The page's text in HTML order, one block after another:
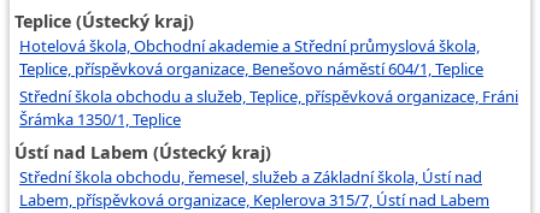
Teplice (Ústecký kraj)
Hotelová škola, Obchodní akademie a Střední průmyslová škola,
Teplice, příspěvková organizace, Benešovo náměstí 604/1, Teplice
Střední škola obchodu a služeb, Teplice, příspěvková organizace, Fráni
Šrámka 1350/1, Teplice
Ústí nad Labem (Ústecký kraj)
Střední škola obchodu, řemesel, služeb a Základní škola, Ústí nad
Labem, příspěvková organizace, Keplerova 315/7, Ústí nad Labem